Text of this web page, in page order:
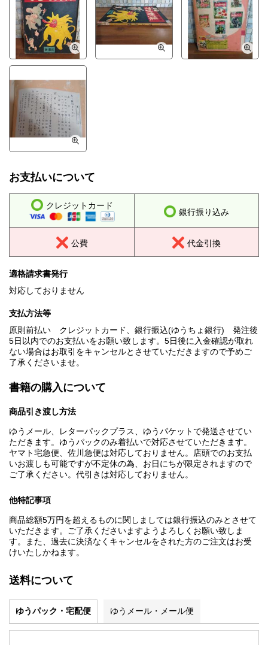
お支払いについて
クレジットカード
銀行振り込み
公費 代金引換
適格請求書発行
対応しておりません
支払方法等
原則前払い クレジットカード、銀行振込(ゆうちょ銀行) 発注後
5日以内でのお支払いをお願い致します。5日後に入金確認が取れ
ない場合はお取引をキャンセルとさせていただきますので予めご
了承くださいませ。
書籍の購入について
商品引き渡し方法
ゆうメール、レターパックプラス、ゆうパケットで発送させてい
ただきます。ゆうパックのみ着払いで対応させていただきます。
ヤマト宅急便、佐川急便は対応しておりません。店頭でのお支払
いお渡しも可能ですが不定休の為、お日にちが限定されますので
ご了承ください。代引きは対応しておりません。
他特記事項
商品総額5万円を超えるものに関しましては銀行振込のみとさせて
いただきます。ご了承くださいますようよろしくお願い致しま
す。また、過去に決済なくキャンセルをされた方のご注文はお受
けいたしかねます。
送料について
ゆうパック・宅配便 ゆうメール・メール便